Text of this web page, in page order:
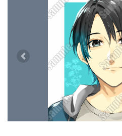
Previous